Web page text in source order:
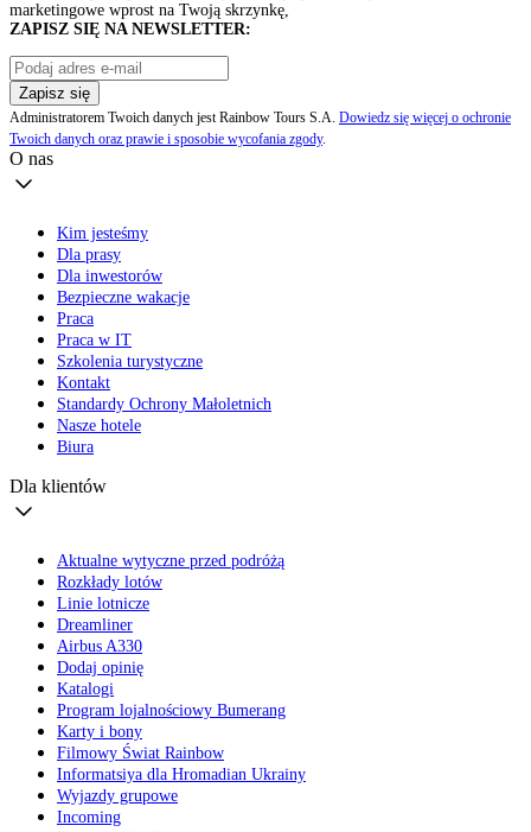
marketingowe wprost na Twoją skrzynkę,
ZAPISZ SIĘ NA NEWSLETTER:
Zapisz się
Administratorem Twoich danych jest Rainbow Tours S.A. Dowiedz się więcej o ochronie
Twoich danych oraz prawie i sposobie wycofania zgody.
O nas
Kim jesteśmy
Dla prasy
Dla inwestorów
Bezpieczne wakacje
Praca
Praca w IT
Szkolenia turystyczne
Kontakt
Standardy Ochrony Małoletnich
Nasze hotele
Biura
Dla klientów
Aktualne wytyczne przed podróżą
Rozkłady lotów
Linie lotnicze
Dreamliner
Airbus A330
Dodaj opinię
Katalogi
Program lojalnościowy Bumerang
Karty i bony
Filmowy Świat Rainbow
Informatsiya dla Hromadian Ukrainy
Wyjazdy grupowe
Incoming